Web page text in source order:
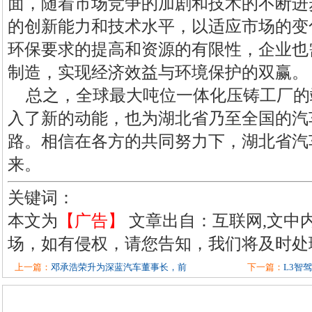
的创新能力和技术水平，以适应市场的
环保要求的提高和资源的有限性，企业
制造，实现经济效益与环境保护的双赢。
总之，全球最大吨位一体化压铸工厂
入了新的动能，也为湖北省乃至全国的
路。相信在各方的共同努力下，湖北省
来。
关键词：
本文为 【广告】
文章出自：互联网,文中
场，如有侵权，请您告知，我们将及时
上一篇： 邓承浩荣升为深蓝汽车董事长，前 下一篇： L3智